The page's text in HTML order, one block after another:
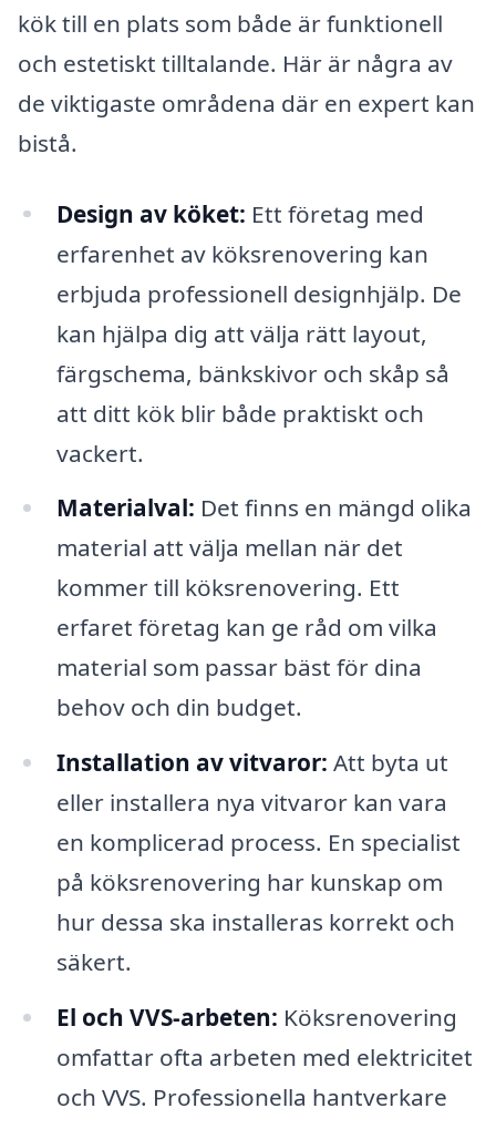
kök till en plats som både är funktionell
och estetiskt tilltalande. Här är några av
de viktigaste områdena där en expert kan
bistå.
Design av köket: Ett företag med
erfarenhet av köksrenovering kan
erbjuda professionell designhjälp. De
kan hjälpa dig att välja rätt layout,
färgschema, bänkskivor och skåp så
att ditt kök blir både praktiskt och
vackert.
Materialval: Det finns en mängd olika
material att välja mellan när det
kommer till köksrenovering. Ett
erfaret företag kan ge råd om vilka
material som passar bäst för dina
behov och din budget.
Installation av vitvaror: Att byta ut
eller installera nya vitvaror kan vara
en komplicerad process. En specialist
på köksrenovering har kunskap om
hur dessa ska installeras korrekt och
säkert.
El och VVS-arbeten: Köksrenovering
omfattar ofta arbeten med elektricitet
och VVS. Professionella hantverkare